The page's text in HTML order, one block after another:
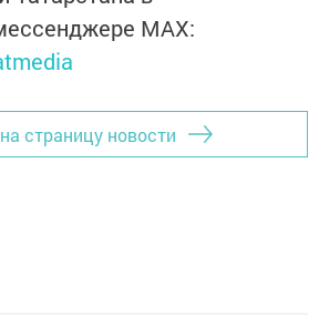
MАХ:
страницу новости